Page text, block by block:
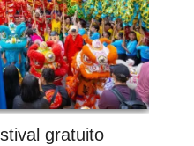
gratuito